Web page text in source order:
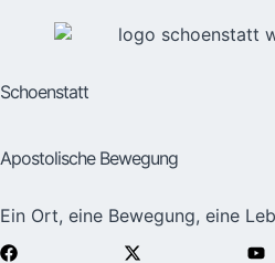
Schoenstatt
Apostolische Bewegung
Ein Ort, eine Bewegung, eine